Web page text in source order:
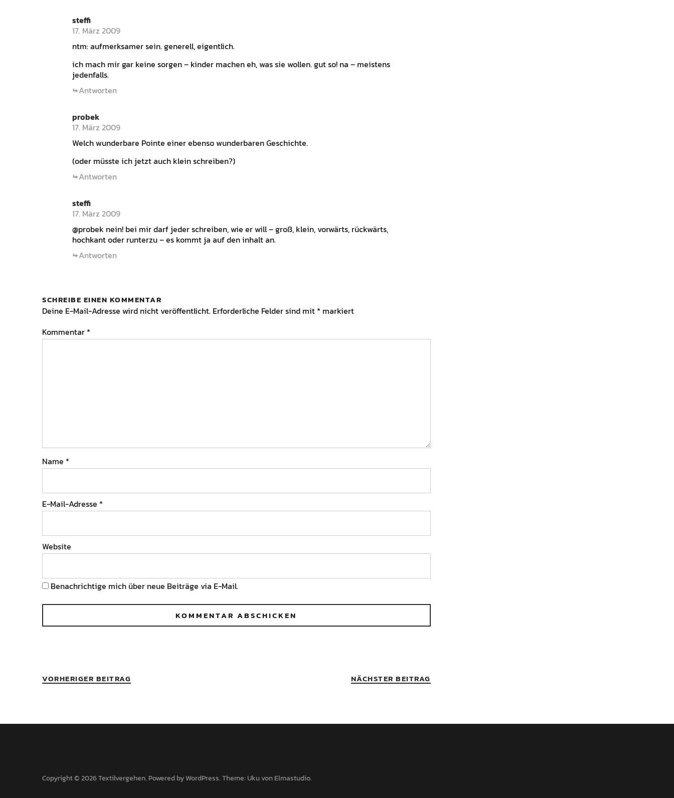
steffi
17. März 2009
ntm: aufmerksamer sein. generell, eigentlich.
ich mach mir gar keine sorgen – kinder machen eh, was sie wollen. gut so! na – meistens
jedenfalls.
Antworten
probek
17. März 2009
Welch wunderbare Pointe einer ebenso wunderbaren Geschichte.
(oder müsste ich jetzt auch klein schreiben?)
Antworten
steffi
17. März 2009
@probek nein! bei mir darf jeder schreiben, wie er will – groß, klein, vorwärts, rückwärts,
hochkant oder runterzu – es kommt ja auf den inhalt an.
Antworten
SCHREIBE EINEN KOMMENTAR
Deine E-Mail-Adresse wird nicht veröffentlicht. Erforderliche Felder sind mit * markiert
Kommentar *
Name *
E-Mail-Adresse *
Website
Benachrichtige mich über neue Beiträge via E-Mail.
VORHERIGER BEITRAG NÄCHSTER BEITRAG
Copyright © 2026 Textilvergehen Powered byWordPress Theme: Uku vonElmastudio